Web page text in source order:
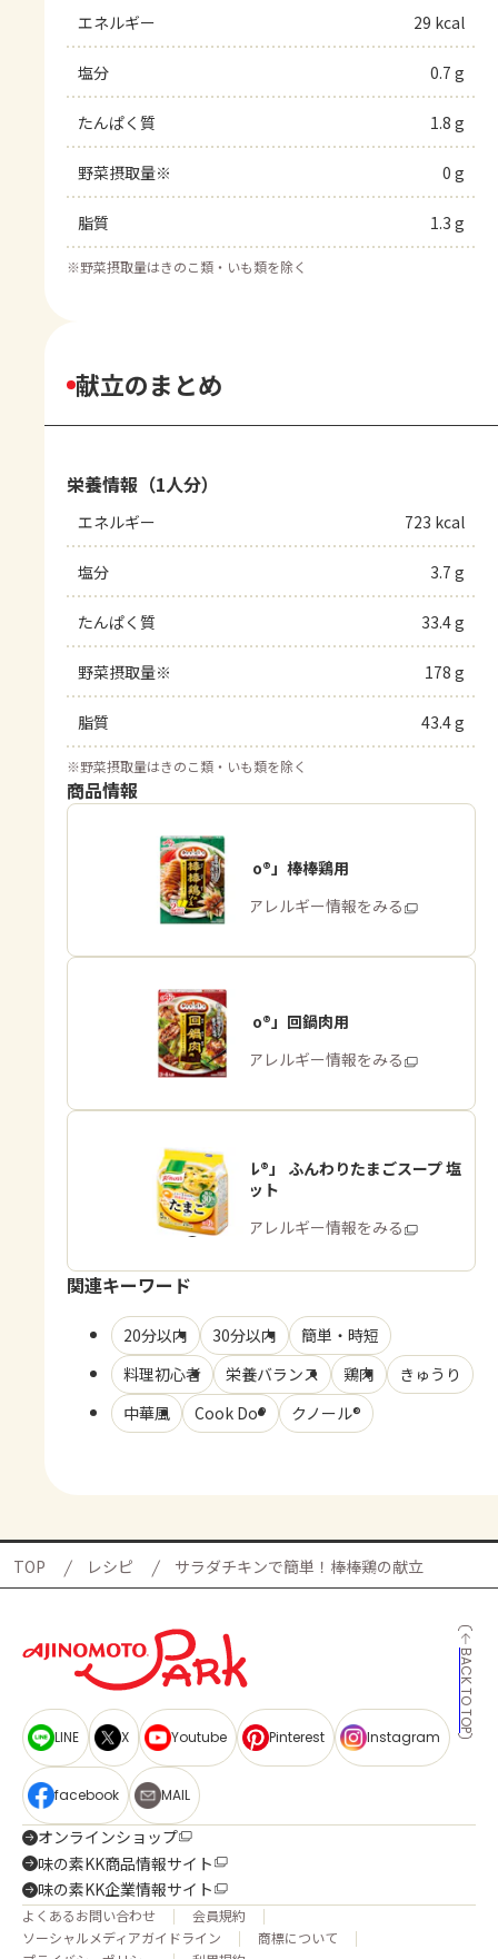
エネルギー 29 kcal
塩分 0.7 g
たんぱく質 1.8 g
野菜摂取量※ 0 g
脂質 1.3 g
※野菜摂取量はきのこ類・いも類を除く
献立のまとめ
栄養情報（1人分）
エネルギー 723 kcal
塩分 3.7 g
たんぱく質 33.4 g
野菜摂取量※ 178 g
脂質 43.4 g
※野菜摂取量はきのこ類・いも類を除く
商品情報
「Cook Do®」棒棒鶏用
商品・アレルギー情報をみる
「Cook Do®」回鍋肉用
商品・アレルギー情報をみる
「クノール®」 ふんわりたまごスープ 塩
分30％カット
商品・アレルギー情報をみる
関連キーワード
20分以内 30分以内
簡単・時短
料理初心者
栄養バランス 鶏肉
きゅうり
中華風
Cook Do® クノール®
TOP レシピ サラダチキンで簡単！棒棒鶏の献立
BACK TO TOP
LINE X Youtube Pinterest Instagram
facebook MAIL
オンラインショップ
味の素KK商品情報サイト
味の素KK企業情報サイト
よくあるお問い合わせ
会員規約
ソーシャルメディアガイドライン
商標について